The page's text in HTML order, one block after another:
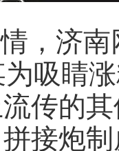
，济
吸睛
传的
接炮